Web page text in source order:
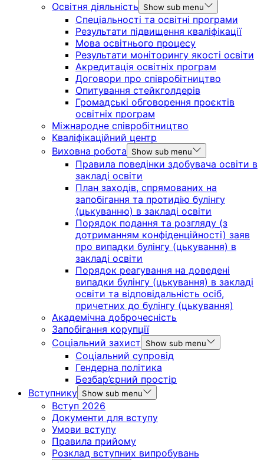
Освітня діяльність
Show sub menu
Спеціальності та освітні програми
Результати підвищення кваліфікації
Мова освітнього процесу
Результати моніторингу якості освіти
Акредитація освітніх програм
Договори про співробітництво
Опитування стейкголдерів
Громадські обговорення проєктів
освітніх програм
Міжнародне співробітництво
Кваліфікаційний центр
Виховна робота
Show sub menu
Правила поведінки здобувача освіти в
закладі освіти
План заходів, спрямованих на
запобігання та протидію булінгу
(цькуванню) в закладі освіти
Порядок подання та розгляду (з
дотриманням конфіденційності) заяв
про випадки булінгу (цькування) в
закладі освіти
Порядок реагування на доведені
випадки булінгу (цькування) в закладі
освіти та відповідальність осіб,
причетних до булінгу (цькування)
Академічна доброчесність
Запобігання корупції
Соціальний захист
Show sub menu
Соціальний супровід
Гендерна політика
Безбар’єрний простір
Вступнику Show sub menu
Вступ 2026
Документи для вступу
Умови вступу
Правила прийому
Розклад вступних випробувань